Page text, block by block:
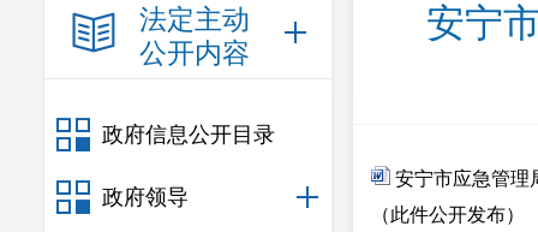
法定主动
公开内容
政府信息公开目录
政府领导
安宁
安宁市应急管理
（此件公开发布）